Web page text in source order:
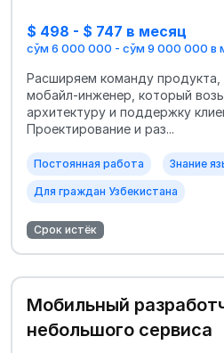
$ 498 - $ 747 в месяц
сўм 6 000 000 - сўм 9 000 000 в
Расширяем команду
мобайл-инженер, который
архитектуру и поддержку
Проектирование и раз...
Постоянная работа Знание
Для граждан Узбекистана
Срок истёк
Мобильный
небольшого сервиса